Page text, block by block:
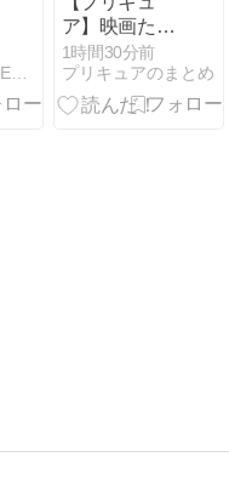
ぁゃιぃ(*ﾟーﾟ)NEWS 2nd
ア】映画たん
プリは泣け
る！？かりん
役『鬼頭明里
1時間30分前
プリキュアのまとめ